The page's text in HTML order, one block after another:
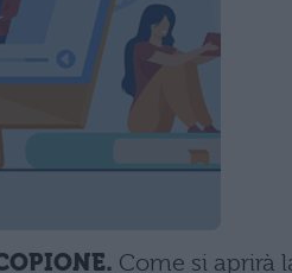
Come si aprirà